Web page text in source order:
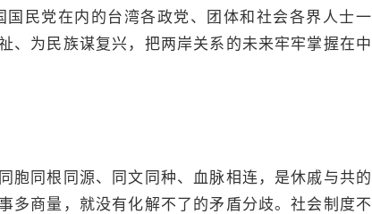
民党在内的台湾各政党、团体和社会各界人士一
、为民族谋复兴，把两岸关系的未来牢牢掌握在中
同根同源、同文同种、血脉相连，是休戚与共的
多商量，就没有化解不了的矛盾分歧。社会制度不